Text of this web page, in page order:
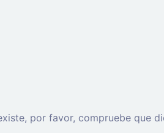
por favor, compruebe que